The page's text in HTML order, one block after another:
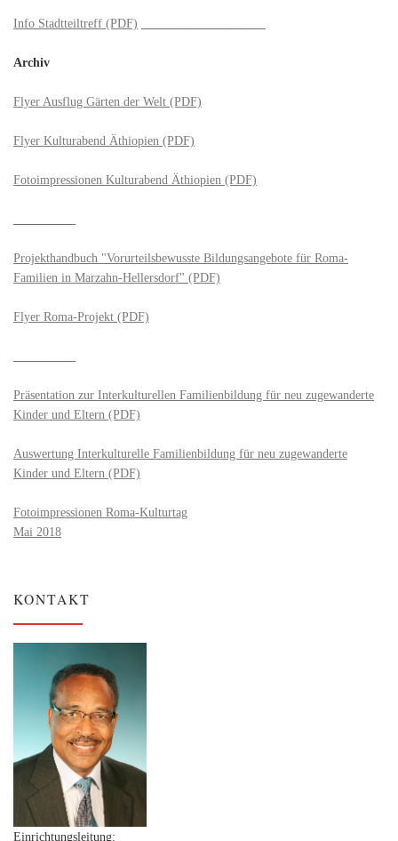
Info Stadtteiltreff (PDF)
Archiv
Flyer Ausflug Gärten der Welt (PDF)
Flyer Kulturabend Äthiopien (PDF)
Fotoimpressionen Kulturabend Äthiopien (PDF)
Projekthandbuch "Vorurteilsbewusste Bildungsangebote für Roma-
Familien in Marzahn-Hellersdorf" (PDF)
Flyer Roma-Projekt (PDF)
Präsentation zur Interkulturellen Familienbildung für neu zugewanderte
Kinder und Eltern (PDF)
Auswertung Interkulturelle Familienbildung für neu zugewanderte
Kinder und Eltern (PDF)
Fotoimpressionen Roma-Kulturtag
Mai 2018
KONTAKT
Einrichtungsleitung: